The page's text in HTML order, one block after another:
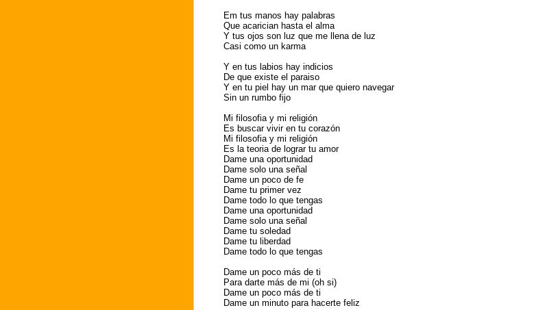
Em tus manos hay palabras
Que acarician hasta el alma
Y tus ojos son luz que me llena de luz
Casi como un karma
Y en tus labios hay indicios
De que existe el paraiso
Y en tu piel hay un mar que quiero navegar
Sin un rumbo fijo
Mi filosofia y mi religión
Es buscar vivir en tu corazón
Mi filosofia y mi religión
Es la teoria de lograr tu amor
Dame una oportunidad
Dame solo una señal
Dame un poco de fe
Dame tu primer vez
Dame todo lo que tengas
Dame una oportunidad
Dame solo una señal
Dame tu soledad
Dame tu liberdad
Dame todo lo que tengas
Dame un poco más de ti
Para darte más de mi (oh si)
Dame un poco más de ti
Dame un minuto para hacerte feliz